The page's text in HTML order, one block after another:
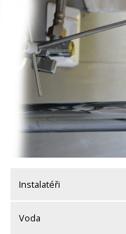
content
Instalatéři
Voda